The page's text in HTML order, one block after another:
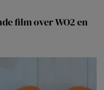
film over WO2 en